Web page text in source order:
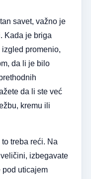
savet, važno je
Kada je briga
promenio,
da li je bilo
da li ste već
kremu ili
treba reći. Na
izbegavate
pod uticajem